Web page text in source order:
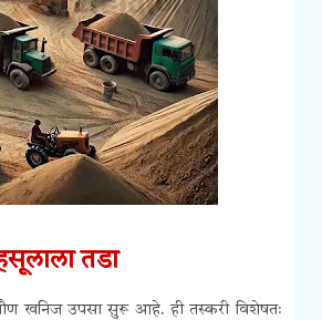
तडा
खनिज उपसा सुरू आहे. ही तस्करी विशेषतः